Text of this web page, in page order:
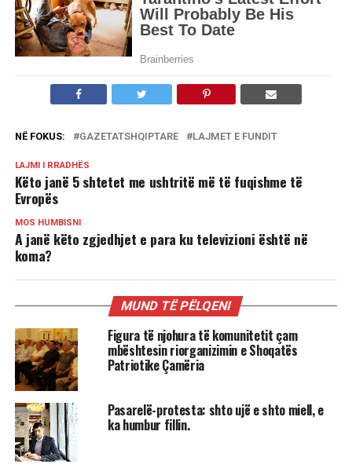
NË FOKUS: GAZETATSHQIPTARE LAJMET E FUNDIT
LAJMI I RRADHËS
Këto janë 5 shtetet me ushtritë më të fuqishme të
Evropës
MOS HUMBISNI
A janë këto zgjedhjet e para ku televizioni është në
koma?
MUND TË PËLQENI
Figura të njohura të komunitetit çam
mbështesin riorganizimin e Shoqatës
Patriotike Çamëria
Pasarelë-protesta: shto ujë e shto miell, e
ka humbur fillin.